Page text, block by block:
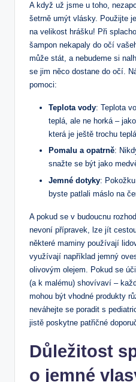
A když už jsme u toho,
šetrně umýt vlásky. Použijte
na velikost hrášku! Při
šampon nekapaly do očí
může stát, a nebudeme si
se jim něco dostane do očí.
pomoci:
Teplota vody: Teplota
teplá, ale ne horká –
která je ještě trochu
Pomalu a opatrně:
snažte se být jako
Jemné dotyky:
byste patlali máslo na
A pokud se v budoucnu
nevoní přípravek, lze jít
některé maminy používají
využívají například jemný
olivovým olejem. Pokud se
(a k malému) shovívaví –
mohou být vhodné produkty
neváhejte se poradit s
jistě poskytne patřičné
Důležitost
o jemné